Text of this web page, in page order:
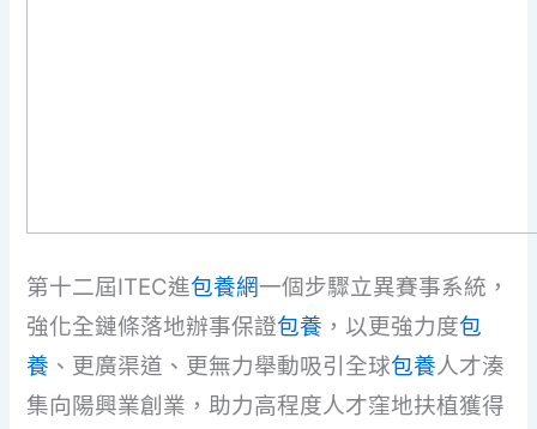
第十二屆ITEC進包養網一個步驟立異賽事系統，
強化全鏈條落地辦事保證包養 ，以更強力度包
養 、更廣渠道、更無力舉動吸引全球包養人才湊
集向陽興業創業，助力高程度人才窪地扶植獲得